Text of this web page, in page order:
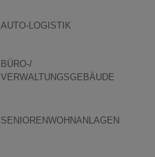
AUTO-LOGISTIK
BÜRO-/
VERWALTUNGSGEBÄUDE
SENIORENWOHNANLAGEN